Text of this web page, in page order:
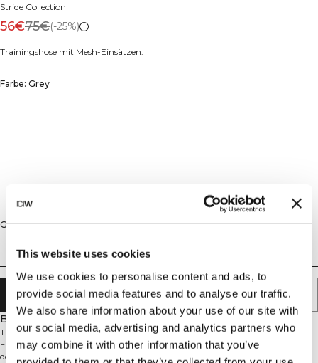
This website uses cookies
We use cookies to personalise content and ads, to
provide social media features and to analyse our traffic.
We also share information about your use of our site with
our social media, advertising and analytics partners who
may combine it with other information that you’ve
Stride Collection
56€75€(-25%)
Trainingshose mit Mesh-Einsätzen.
Farbe: Grey
Größe
S M
IN DEN WARENKORB LEGEN
Beschreibung
Trainingshose mit Mesh-Einsätzen. Die Stride Workout Pants sind für das
Fitnessstudio und anspruchsvolle Workouts konzipiert. Der glatte und
dehnbare Stoff ermöglicht dir, dich leicht und ohne Ablenkungen zu